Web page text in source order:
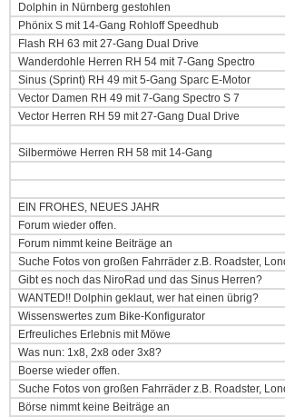
Dolphin in Nürnberg gestohlen
Phönix S mit 14-Gang Rohloff Speedhub
Flash RH 63 mit 27-Gang Dual Drive
Wanderdohle Herren RH 54 mit 7-Gang Spectro
Sinus (Sprint) RH 49 mit 5-Gang Sparc E-Motor
Vector Damen RH 49 mit 7-Gang Spectro S 7
Vector Herren RH 59 mit 27-Gang Dual Drive
Silbermöwe Herren RH 58 mit 14-Gang
EIN FROHES, NEUES JAHR
Forum wieder offen.
Forum nimmt keine Beiträge an
Suche Fotos von großen Fahrräder z.B. Roadster,
Gibt es noch das NiroRad und das Sinus Herren?
WANTED!! Dolphin geklaut, wer hat einen übrig?
Wissenswertes zum Bike-Konfigurator
Erfreuliches Erlebnis mit Möwe
Was nun: 1x8, 2x8 oder 3x8?
Boerse wieder offen.
Suche Fotos von großen Fahrräder z.B. Roadster,
Börse nimmt keine Beiträge an